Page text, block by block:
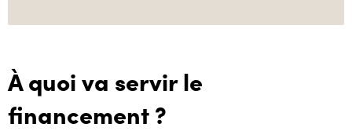
À quoi va servir le
financement ?